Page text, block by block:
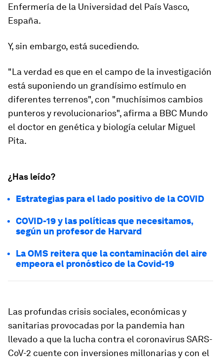
Enfermería de la Universidad del País Vasco,
España.
Y, sin embargo, está sucediendo.
"La verdad es que en el campo de la investigación
está suponiendo un grandísimo estímulo en
diferentesterrenos", con "muchísimos cambios
punteros y revolucionarios", afirma a BBC Mundo
el doctor en genética y biología celular Miguel
Pita.
¿Has leído?
Estrategias para el lado positivo de la COVID
COVID-19 y las políticas que necesitamos,
según un profesor de Harvard
La OMS reitera que la contaminación del aire
empeora el pronóstico de la Covid-19
Las profundas crisis sociales, económicas y
sanitarias provocadas por la pandemia han
llevado a que la lucha contra el coronavirus SARS-
CoV-2 cuente con inversiones millonarias y con el